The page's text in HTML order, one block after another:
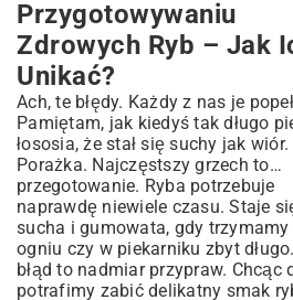
Przygotowywaniu
Zdrowych Ryb – Jak
Unikać?
Ach, te błędy. Każdy z nas je
Pamiętam, jak kiedyś tak długo
łososia, że stał się suchy jak wiór.
Porażka. Najczęstszy grzech to…
przegotowanie. Ryba potrzebuje
naprawdę niewiele czasu. Staje
sucha i gumowata, gdy trzymamy
ogniu czy w piekarniku zbyt
błąd to nadmiar przypraw. Chcąc
potrafimy zabić delikatny smak